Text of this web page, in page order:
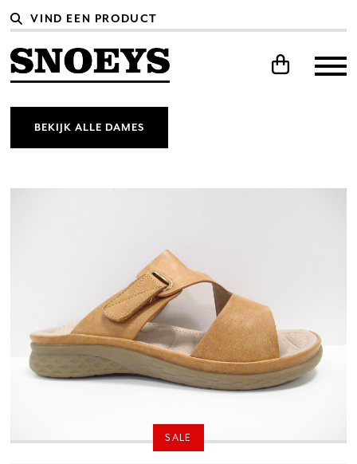
BEKIJK ALLE DAMES
SALE